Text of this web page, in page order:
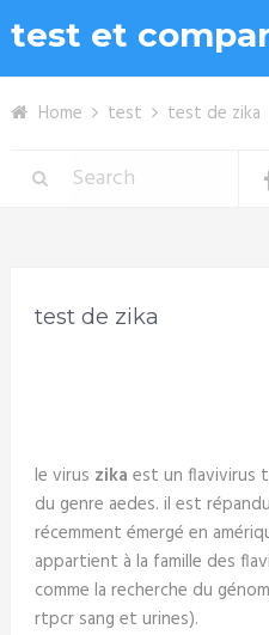
test et
Home test test de zika
test de zika
le virus zika est un flavivirus
du genre aedes. il est
récemment émergé en
appartient à la famille des
comme la recherche du
rtpcr sang et urines).